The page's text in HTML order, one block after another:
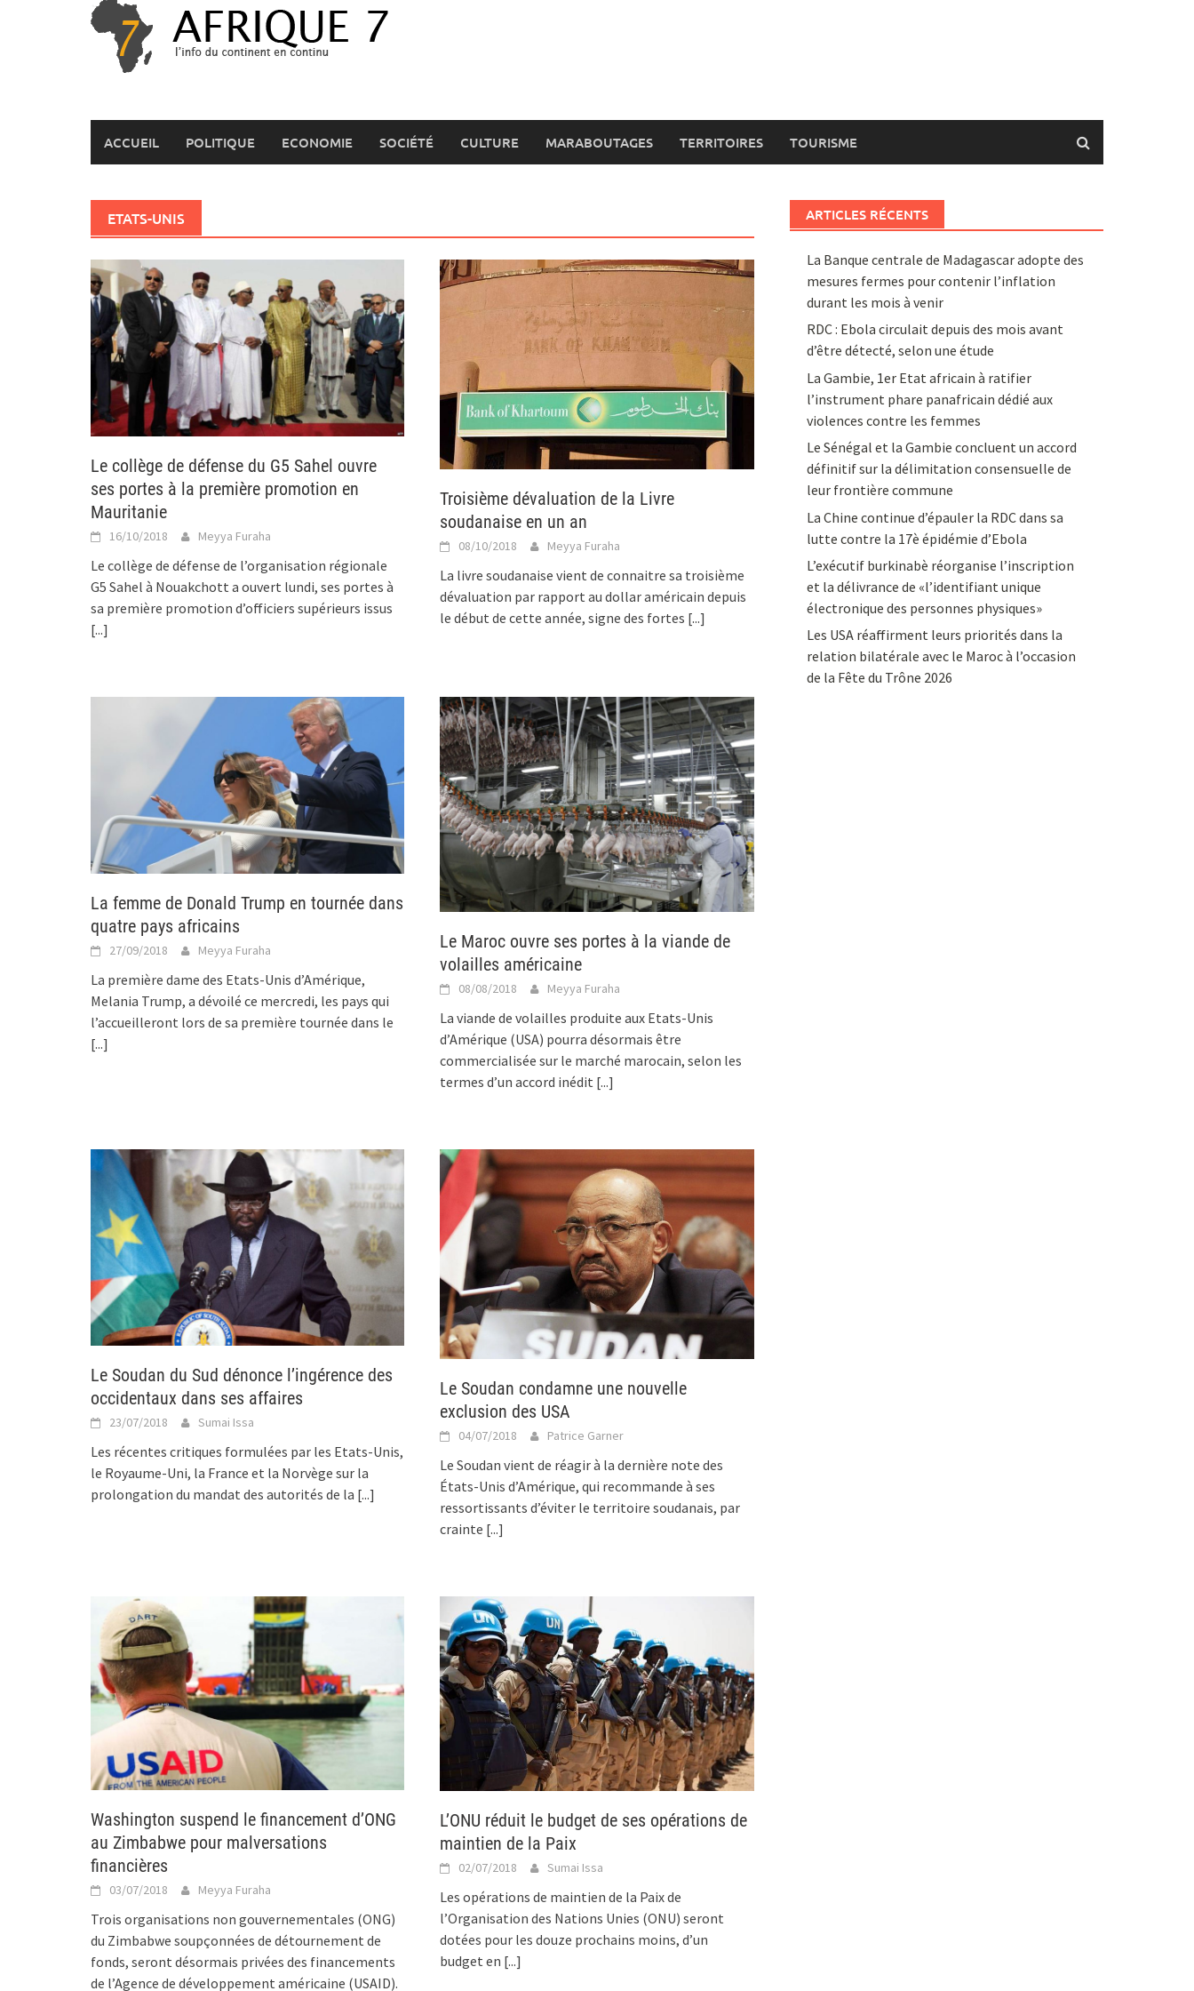
ACCUEIL POLITIQUE ECONOMIE SOCIÉTÉ CULTURE MARABOUTAGES TERRITOIRES TOURISME
ETATS-UNIS
Le collège de défense du G5 Sahel ouvre
ses portes à la première promotion en
Mauritanie
16/10/2018 Meyya Furaha
Le collège de défense de l’organisation régionale
G5 Sahel à Nouakchott a ouvert lundi, ses portes à
sa première promotion d’officiers supérieurs issus
[...]
Troisième dévaluation de la Livre
soudanaise en un an
08/10/2018 Meyya Furaha
La livre soudanaise vient de connaitre sa troisième
dévaluation par rapport au dollar américain depuis
le début de cette année, signe des fortes [...]
La femme de Donald Trump en tournée dans
quatre pays africains
27/09/2018 Meyya Furaha
La première dame des Etats-Unis d’Amérique,
Melania Trump, a dévoilé ce mercredi, les pays qui
l’accueilleront lors de sa première tournée dans le
[...]
Le Maroc ouvre ses portes à la viande de
volailles américaine
08/08/2018 Meyya Furaha
La viande de volailles produite aux Etats-Unis
d’Amérique (USA) pourra désormais être
commercialisée sur le marché marocain, selon les
termes d’un accord inédit [...]
Le Soudan du Sud dénonce l’ingérence des
occidentaux dans ses affaires
23/07/2018 Sumai Issa
Les récentes critiques formulées par les Etats-Unis,
le Royaume-Uni, la France et la Norvège sur la
prolongation du mandat des autorités de la [...]
Le Soudan condamne une nouvelle
exclusion des USA
04/07/2018 Patrice Garner
Le Soudan vient de réagir à la dernière note des
États-Unis d’Amérique, qui recommande à ses
ressortissants d’éviter le territoire soudanais, par
crainte [...]
Washington suspend le financement d’ONG
au Zimbabwe pour malversations
financières
03/07/2018 Meyya Furaha
Trois organisations non gouvernementales (ONG)
du Zimbabwe soupçonnées de détournement de
fonds, seront désormais privées des financements
de l’Agence de développement américaine (USAID).
L’ONU réduit le budget de ses opérations de
maintien de la Paix
02/07/2018 Sumai Issa
Les opérations de maintien de la Paix de
l’Organisation des Nations Unies (ONU) seront
dotées pour les douze prochains moins, d’un
budget en [...]
ARTICLES RÉCENTS
La Banque centrale de Madagascar adopte des
mesures fermes pour contenir l’inflation
durant les mois à venir
RDC : Ebola circulait depuis des mois avant
d’être détecté, selon une étude
La Gambie, 1er Etat africain à ratifier
l’instrument phare panafricain dédié aux
violences contre les femmes
Le Sénégal et la Gambie concluent un accord
définitif sur la délimitation consensuelle de
leur frontière commune
La Chine continue d’épauler la RDC dans sa
lutte contre la 17è épidémie d’Ebola
L’exécutif burkinabè réorganise l’inscription
et la délivrance de «l’identifiant unique
électronique des personnes physiques»
Les USA réaffirment leurs priorités dans la
relation bilatérale avec le Maroc à l’occasion
de la Fête du Trône 2026